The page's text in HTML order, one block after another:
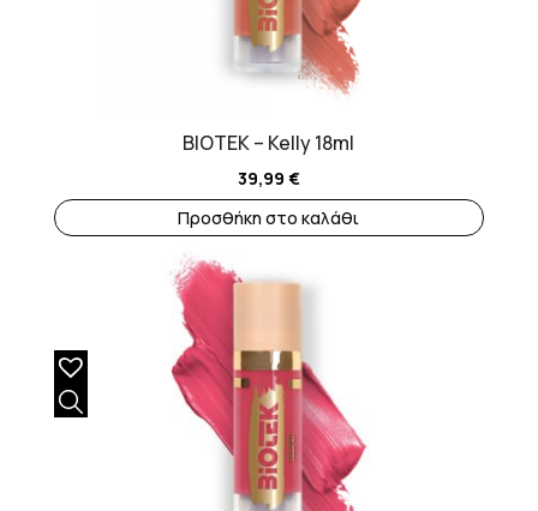
BIOTEK – Kelly 18ml
39,99 €
Προσθήκη στο καλάθι